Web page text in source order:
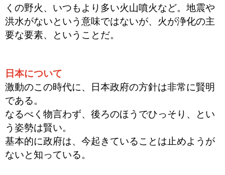
くの野火、いつもより多い火山噴火など。地震や
洪水がないという意味ではないが、火が浄化の主
要な要素、ということだ。
日本について
激動のこの時代に、日本政府の方針は非常に賢明
である。
なるべく物言わず、後ろのほうでひっそり、とい
う姿勢は賢い。
基本的に政府は、今起きていることは止めようが
ないと知っている。